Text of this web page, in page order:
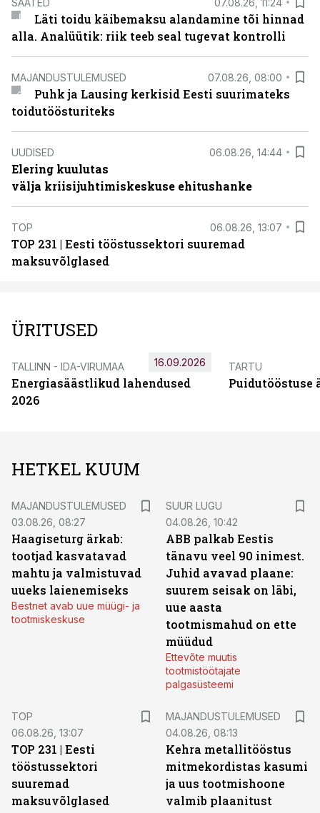
Läti toidu käibemaksu alandamine tõi hinnad
alla. Analüütik: riik teeb seal tugevat kontrolli
MAJANDUSTULEMUSED 07.08.26, 08:00
Puhk ja Lausing kerkisid Eesti suurimateks
toidutöösturiteks
UUDISED 06.08.26, 14:44
Elering kuulutas
välja kriisijuhtimiskeskuse ehitushanke
TOP 06.08.26, 13:07
TOP 231 | Eesti tööstussektori suuremad
maksuvõlglased
ÜRITUSED
TALLINN - IDA-VIRUMAA
Energiasäästlikud lahendused
2026
16.09.2026 TARTU
Puidutööstuse
HETKEL KUUM
MAJANDUSTULEMUSED
03.08.26, 08:27
Haagiseturg ärkab:
tootjad kasvatavad
mahtu ja valmistuvad
uueks laienemiseks
Bestnet avab uue müügi- ja
tootmiskeskuse
SUUR LUGU
04.08.26, 10:42
ABB palkab Eestis
tänavu veel 90 inimest.
Juhid avavad plaane:
suurem seisak on läbi,
uue aasta
tootmismahud on ette
müüdud
Ettevõte muutis
tootmistöötajate
palgasüsteemi
TOP
06.08.26, 13:07
TOP 231 | Eesti
tööstussektori
suuremad
maksuvõlglased
MAJANDUSTULEMUSED
04.08.26, 08:13
Kehra metallitööstus
mitmekordistas kasumi
ja uus tootmishoone
valmib plaanitust